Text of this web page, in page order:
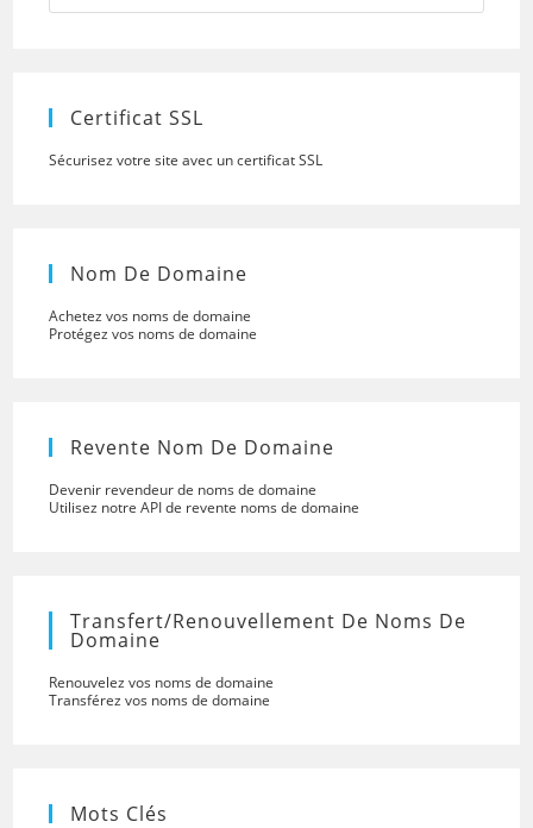
to
Certificat SSL
Sécurisez votre site avec un certificat SSL
Nom De Domaine
Achetez vos noms de domaine
Protégez vos noms de domaine
Revente Nom De Domaine
Devenir revendeur de noms de domaine
Utilisez notre API de revente noms de domaine
Transfert/renouvellement De Noms De
Domaine
Renouvelez vos noms de domaine
Transférez vos noms de domaine
Mots Clés